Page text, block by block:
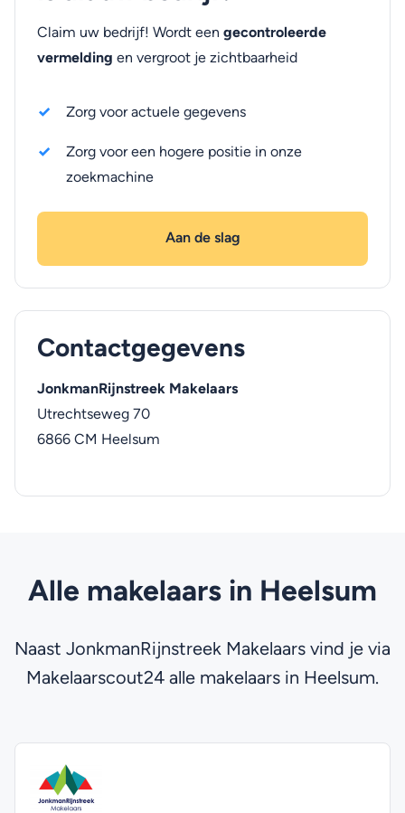
Claim uw bedrijf! Wordt een gecontroleerde
vermelding en vergroot je zichtbaarheid
Zorg voor actuele gegevens
Zorg voor een hogere positie in onze
zoekmachine
Aan de slag
Contactgegevens
JonkmanRijnstreek Makelaars
Utrechtseweg 70
6866 CM Heelsum
Alle makelaars in Heelsum
Naast JonkmanRijnstreek Makelaars vind je via
Makelaarscout24 alle makelaars in Heelsum.